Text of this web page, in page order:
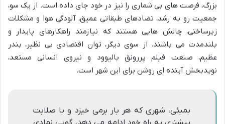
بزرگ، فرصت های بی شماری را نیز در خود جای داده است. از یک سو،
جمعیت رو به رشد، تضادهای طبقاتی عمیق، آلودگی هوا و مشکلات
زیرساختی، چالش هایی هستند که نیازمند راهکارهای پایدار و
بلندمدت می باشند. از سوی دیگر، توان اقتصادی بی نظیر، بندر
عظیم، صنعت فیلم پررونق بالیوود و نیروی انسانی مستعد،
نویدبخش آینده ای روشن برای این شهر است.
بمبئی، شهری که هر بار برمی خیزد و با صلابت